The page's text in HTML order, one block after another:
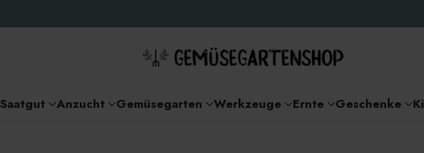
Saatgut Anzucht Gemüsegarten Werkzeuge Ernte Geschenke